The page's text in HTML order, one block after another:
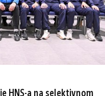
HNS-a na selektivnom